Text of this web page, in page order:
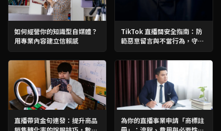
如何經營你的知識型自媒體？
用專業內容建立信賴感
TikTok 直播間安全指南：防
範惡意留言與不當行為，守護
你的直播間
直播帶貨金句連發：提升商品
為你的直播事業申請「商標註